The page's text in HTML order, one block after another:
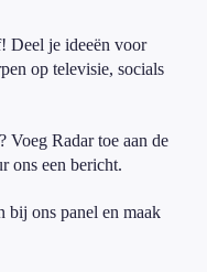
Deel je ideeën voor
op televisie, socials
Voeg Radar toe aan de
ons een bericht.
bij ons panel en maak